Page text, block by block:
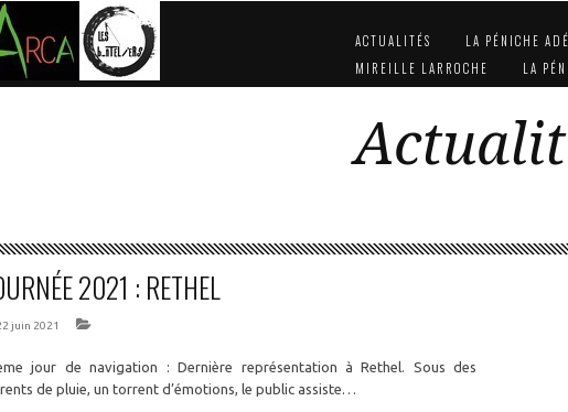
ACTUALITÉS LA PÉNICHE
MIREILLE LARROCHE
LA
2021 : RETHEL
juin 2021
jour de navigation : Dernière représentation à Rethel. Sous des
de pluie, un torrent d’émotions, le public assiste…